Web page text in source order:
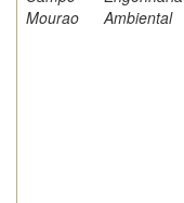
Mourao
Ambiental